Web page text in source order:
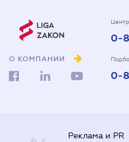
О КОМПАНИИ
0-
0-
Реклама и PR